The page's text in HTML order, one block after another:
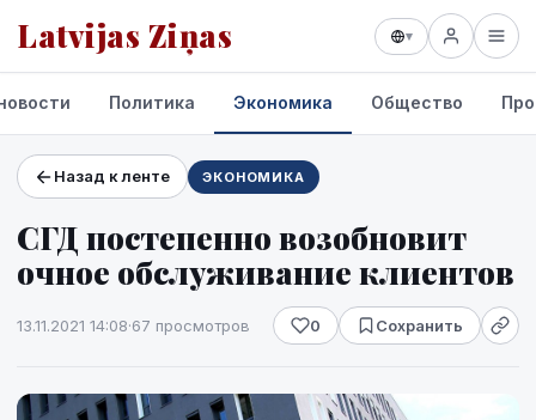
Latvijas Ziņas ▾
Проекты и сервисы
Прогноз погоды
Политика Экономика Общество
Назад к ленте ЭКОНОМИКА
СГД постепенно возобновит
очное обслуживание клиентов
13.11.2021 14:08·67 просмотров 0 Сохранить